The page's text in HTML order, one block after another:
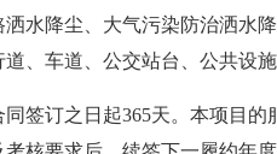
⽔降尘、⼤⽓污染防治洒⽔
、⻋道、公交站台、公共设
签订之日起365天。本项目